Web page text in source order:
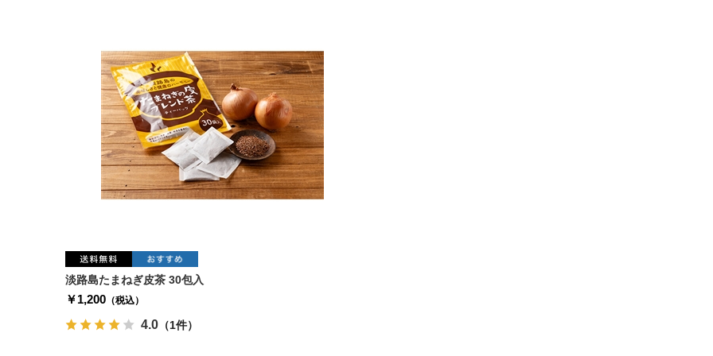
淡路島たまねぎ皮茶 30包入
￥1,200 （税込）
4.0 （1件）